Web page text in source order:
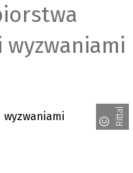
Rittal